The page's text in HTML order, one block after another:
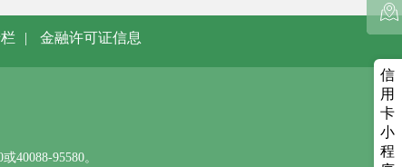
| 金融许可证信息
40088-95580。
信
用
卡
小
程